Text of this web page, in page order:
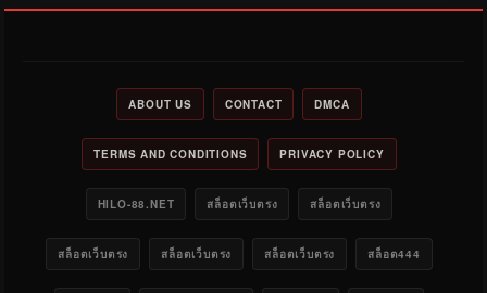
ABOUT US CONTACT DMCA
TERMS AND CONDITIONS PRIVACY POLICY
HILO-88.NET สล็อตเว็บตรง สล็อตเว็บตรง
สล็อตเว็บตรง สล็อตเว็บตรง สล็อตเว็บตรง สล็อต444